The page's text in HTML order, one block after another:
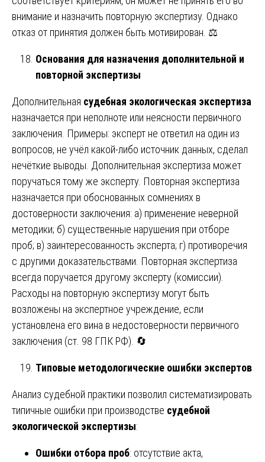
внимание и назначить повторную экспертизу. Однако
отказ от принятия должен быть мотивирован. ⚖️
Основания для назначения дополнительной и
повторной экспертизы
Дополнительная судебная экологическая экспертиза
назначается при неполноте или неясности первичного
заключения. Примеры: эксперт не ответил на один из
вопросов, не учёл какой-либо источник данных, сделал
нечёткие выводы. Дополнительная экспертиза может
поручаться тому же эксперту. Повторная экспертиза
назначается при обоснованных сомнениях в
достоверности заключения: а) применение неверной
методики; б) существенные нарушения при отборе
проб; в) заинтересованность эксперта; г) противоречия
с другими доказательствами. Повторная экспертиза
всегда поручается другому эксперту (комиссии).
Расходы на повторную экспертизу могут быть
возложены на экспертное учреждение, если
установлена его вина в недостоверности первичного
заключения (ст. 98 ГПК РФ). 🔄
Типовые методологические ошибки экспертов
Анализ судебной практики позволил систематизировать
типичные ошибки при производстве судебной
экологической экспертизы:
Ошибки отбора проб: отсутствие акта,